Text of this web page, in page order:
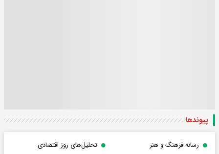
پیوندها
رسانه فرهنگ و هنر
تحلیل‌های روز اقتصادی